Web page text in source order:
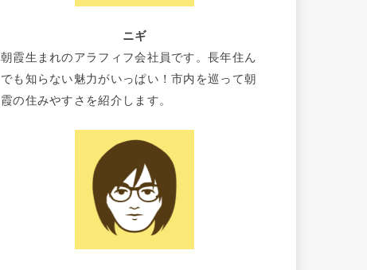
ニギ
朝霞生まれのアラフィフ会社員です。長年住ん
でも知らない魅力がいっぱい！市内を巡って朝
霞の住みやすさを紹介します。